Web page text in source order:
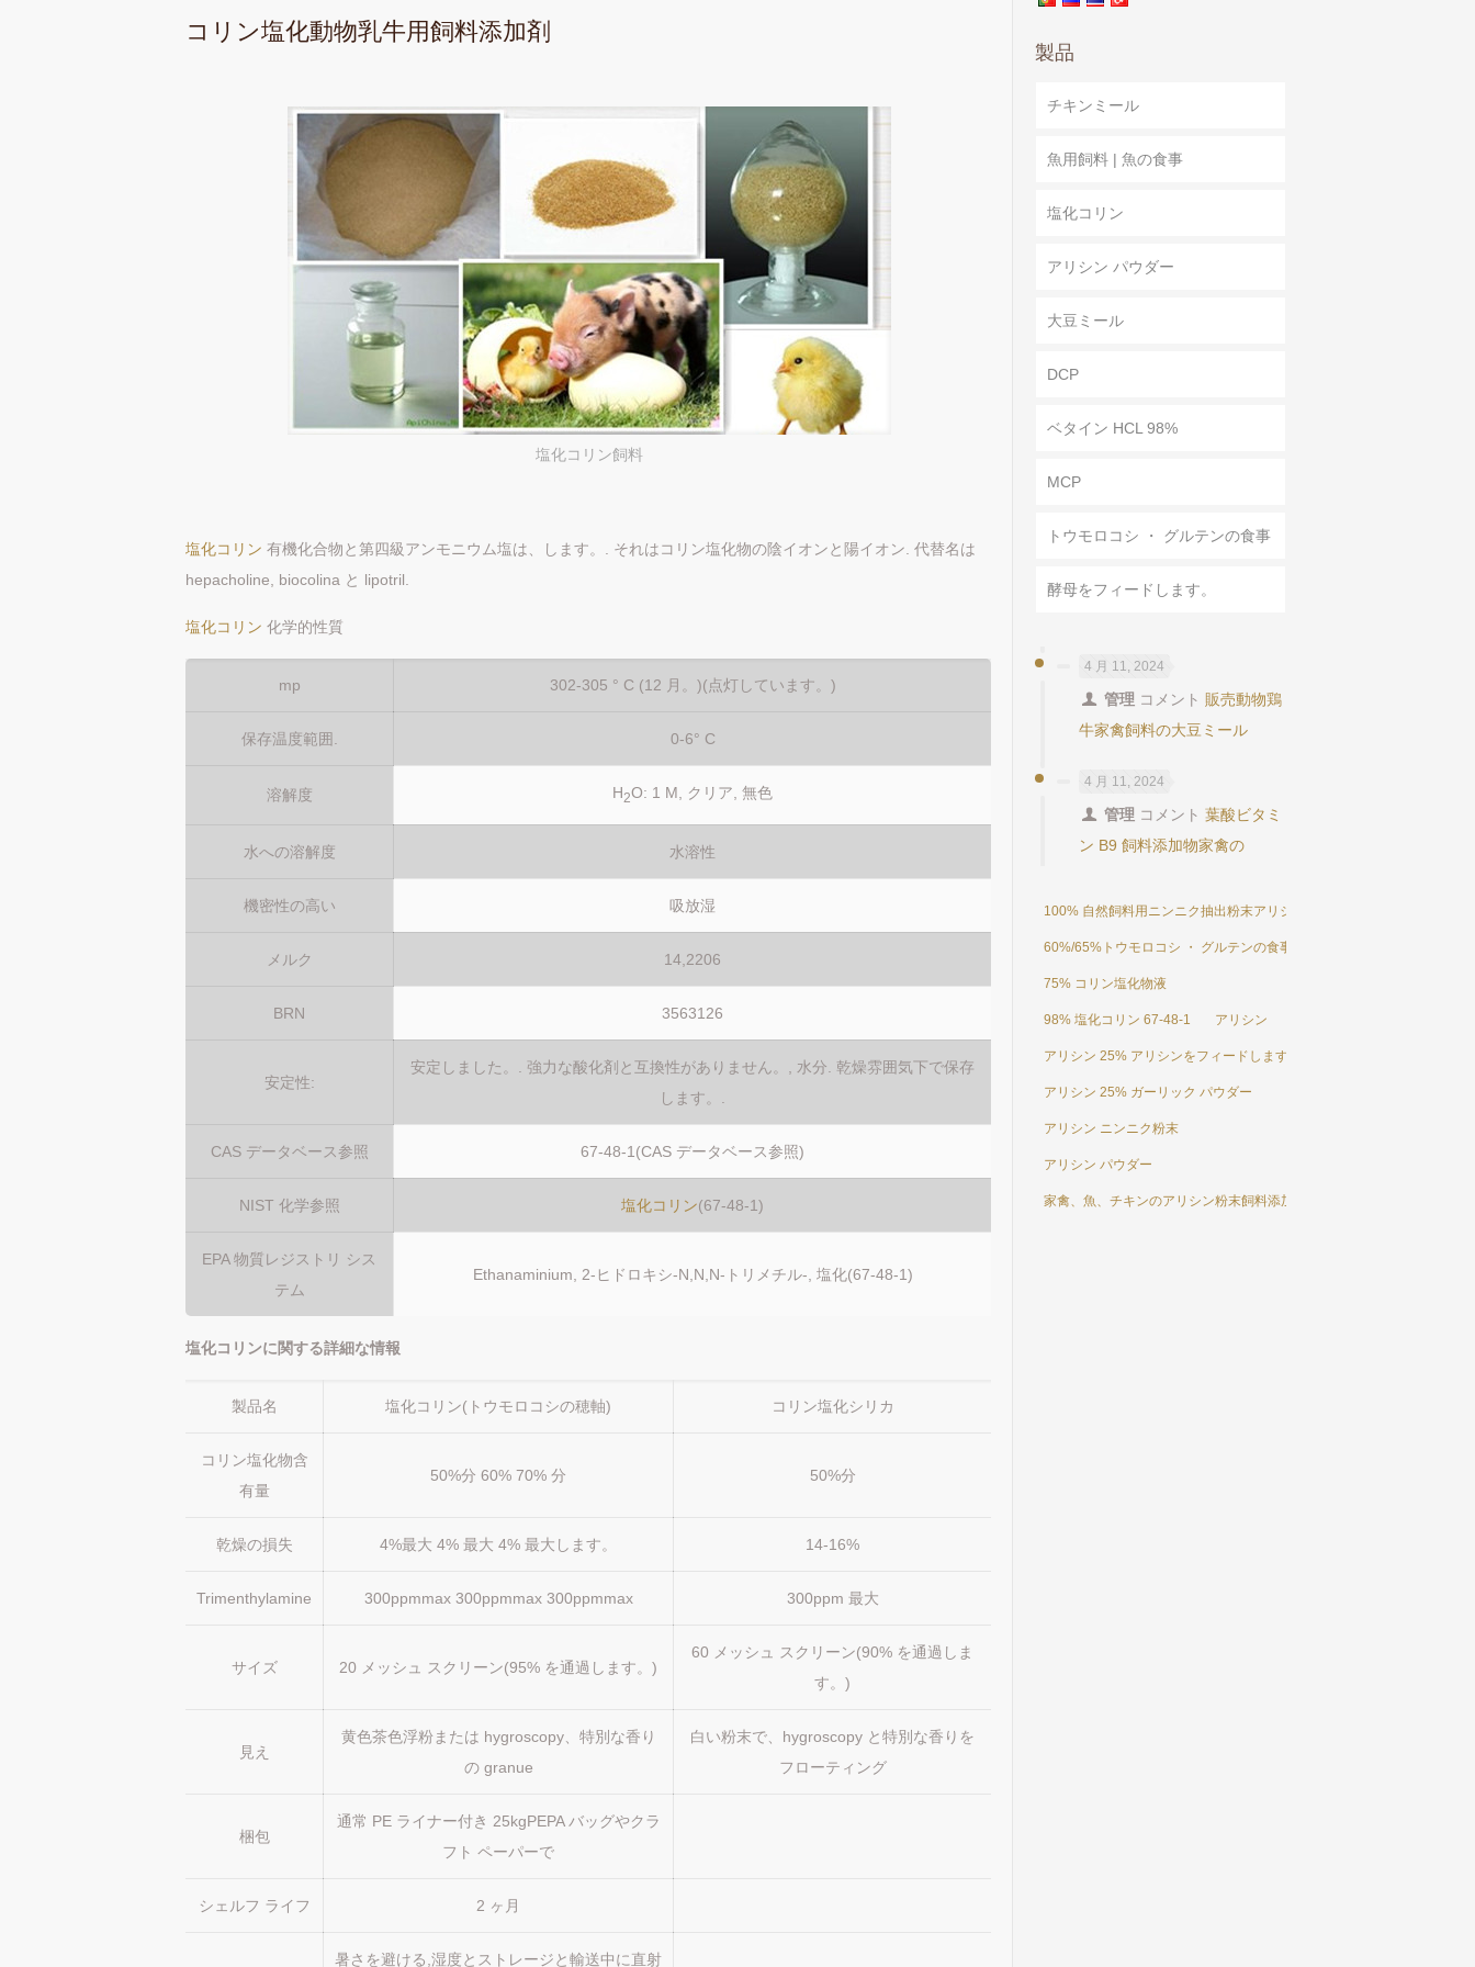
コリン塩化動物乳牛用飼料添加剤
塩化コリン飼料
塩化コリン 有機化合物と第四級アンモニウム塩は、します。. それはコリン塩化物の陰イオンと陽イオン. 代替名は
hepacholine, biocolina と lipotril.
塩化コリン 化学的性質
mp 302-305 ° C (12 月。)(点灯しています。)
保存温度範囲. 0-6° C
溶解度 H2O: 1 M, クリア, 無色
水への溶解度 水溶性
機密性の高い 吸放湿
メルク 14,2206
BRN 3563126
安定性:
安定しました。. 強力な酸化剤と互換性がありません。, 水分. 乾燥雰囲気下で保存
します。.
CAS データベース参照 67-48-1(CAS データベース参照)
NIST 化学参照 塩化コリン(67-48-1)
EPA 物質レジストリ シス
テム
Ethanaminium, 2-ヒドロキシ-N,N,N-トリメチル-, 塩化(67-48-1)
塩化コリンに関する詳細な情報
製品名 塩化コリン(トウモロコシの穂軸) コリン塩化シリカ
コリン塩化物含
有量
50%分 60% 70% 分 50%分
乾燥の損失 4%最大 4% 最大 4% 最大します。 14-16%
Trimenthylamine 300ppmmax 300ppmmax 300ppmmax 300ppm 最大
サイズ 20 メッシュ スクリーン(95% を通過します。)
60 メッシュ スクリーン(90% を通過しま
す。)
見え
黄色茶色浮粉または hygroscopy、特別な香り
の granue
白い粉末で、hygroscopy と特別な香りを
フローティング
梱包
通常 PE ライナー付き 25kgPEPA バッグやクラ
フト ペーパーで
シェルフ ライフ 2 ヶ月
暑さを避ける,湿度とストレージと輸送中に直射
製品
チキンミール
魚用飼料 | 魚の食事
塩化コリン
アリシン パウダー
大豆ミール
DCP
ベタイン HCL 98%
MCP
トウモロコシ ・ グルテンの食事
酵母をフィードします。
4 月 11, 2024
管理 コメント 販売動物鶏
牛家禽飼料の大豆ミール
4 月 11, 2024
管理 コメント葉酸ビタミ
ン B9 飼料添加物家禽の
100% 自然飼料用ニンニク抽出粉末アリシン 25%
60%/65%トウモロコシ ・ グルテンの食事
75% コリン塩化物液
98% 塩化コリン 67-48-1 アリシン
アリシン 25% アリシンをフィードします。
アリシン 25% ガーリック パウダー
アリシン ニンニク粉末
アリシン パウダー
家禽、魚、チキンのアリシン粉末飼料添加物